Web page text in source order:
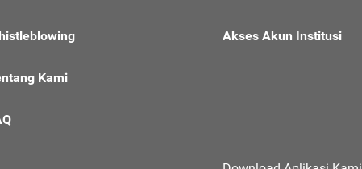
Kami
Akses Akun Institusi